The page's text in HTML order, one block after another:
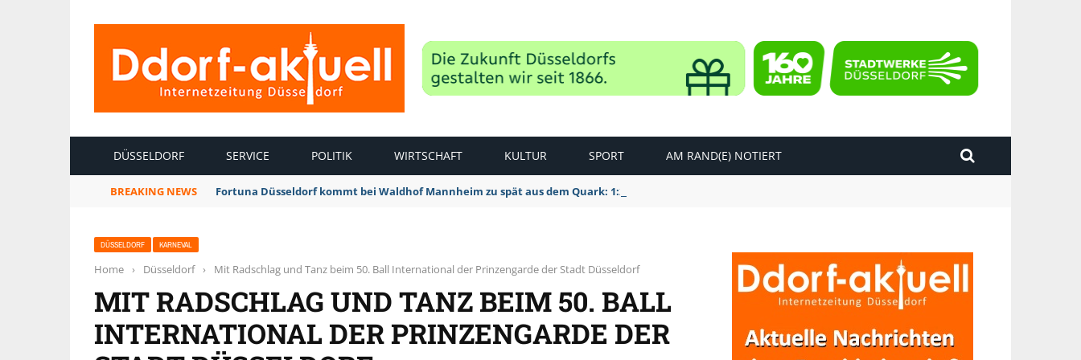
DÜSSELDORF SERVICE POLITIK WIRTSCHAFT KULTUR SPORT AM RAND(E) NOTIERT
BREAKING NEWS Fortuna Düsseldorf kommt bei Waldhof Mannheim zu spät aus dem Quark: 1:2 Niederlage
DÜSSELDORF KARNEVAL
Home › Düsseldorf › Mit Radschlag und Tanz beim 50. Ball International der Prinzengarde der Stadt Düsseldorf
MIT RADSCHLAG UND TANZ BEIM 50. BALL
INTERNATIONAL DER PRINZENGARDE DER